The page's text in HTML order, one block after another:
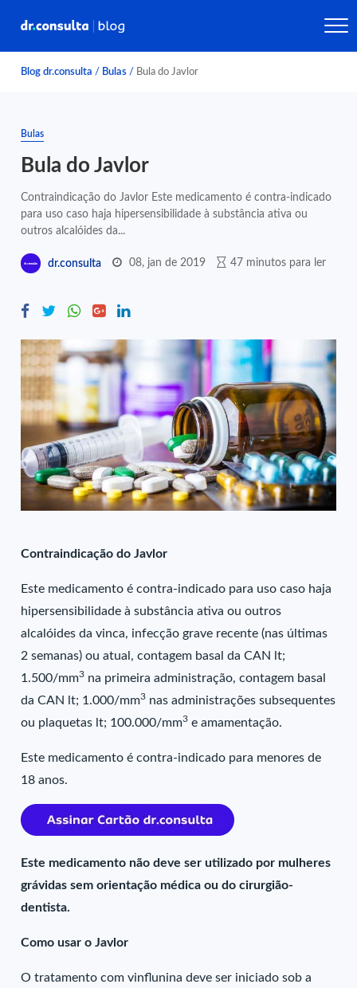
Blog dr.consulta / Bulas / Bula do Javlor
Bulas
Bula do Javlor
Contraindicação do Javlor Este medicamento é contra-indicado
para uso caso haja hipersensibilidade à substância ativa ou
outros alcalóides da...
dr.consulta 08, jan de 2019 47 minutos para ler
Contraindicação do Javlor
Este medicamento é contra-indicado para uso caso haja
hipersensibilidade à substância ativa ou outros
alcalóides da vinca, infecção grave recente (nas últimas
2 semanas) ou atual, contagem basal da CAN lt;
1.500/mm3 na primeira administração, contagem basal
da CAN lt; 1.000/mm3 nas administrações subsequentes
ou plaquetas lt; 100.000/mm3 e amamentação.
Este medicamento é contra-indicado para menores de
18 anos.
Este medicamento não deve ser utilizado por mulheres
grávidas sem orientação médica ou do cirurgião-
dentista.
Como usar o Javlor
O tratamento com vinflunina deve ser iniciado sob a